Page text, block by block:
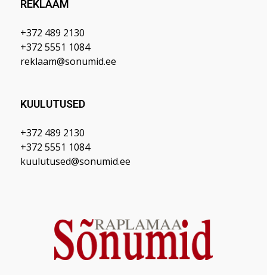
REKLAAM
+372 489 2130
+372 5551 1084
reklaam@sonumid.ee
KUULUTUSED
+372 489 2130
+372 5551 1084
kuulutused@sonumid.ee